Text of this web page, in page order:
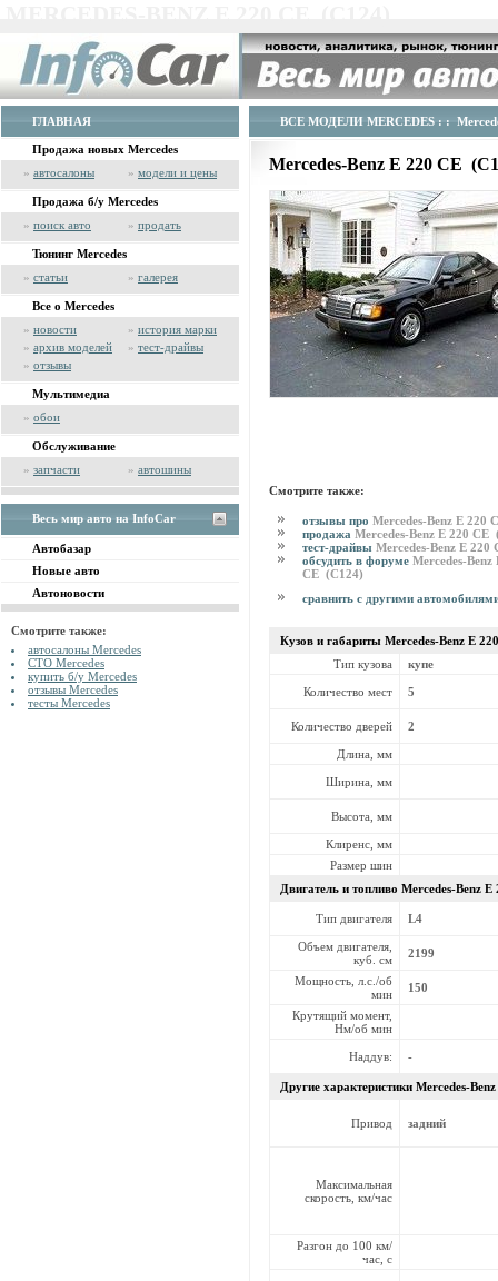
ГЛАВНАЯ
Продажа новых Mercedes
» автосалоны » модели и цены
Продажа б/у Mercedes
» поиск авто » продать
Тюнинг Mercedes
» статьи » галерея
Все о Mercedes
» новости » история марки
» архив моделей » тест-драйвы
» отзывы
Мультимедиа
» обои
Обслуживание
» запчасти » автошины
Весь мир авто на InfoCar
Автобазар
Новые авто
Автоновости
Смотрите также:
автосалоны Mercedes
СТО Mercedes
купить б/у Mercedes
отзывы Mercedes
тесты Mercedes
ВСЕ МОДЕЛИ MERCEDES : :
Mercedes-Benz E 220 CE
Смотрите также:
отзывы про Mercedes-Benz E 220
продажа Mercedes-Benz E 220
тест-драйвы Mercedes-Benz E
обсудить в форуме Mercedes-Benz
CE (C124)
сравнить с другими
Кузов и габариты Mercedes-Benz E
Тип кузова
купе
Количество мест 5
Количество дверей 2
Длина, мм
Ширина, мм
Высота, мм
Клиренс, мм
Размер шин
Двигатель и топливо Mercedes-Benz E
Тип двигателя L4
Объем двигателя,
куб. см
2199
Мощность, л.с./об
мин
150
Крутящий момент,
Нм/об мин
Наддув: -
Другие характеристики Mercedes-Benz
Привод задний
Максимальная
скорость, км/час
Разгон до 100 км/
час, с